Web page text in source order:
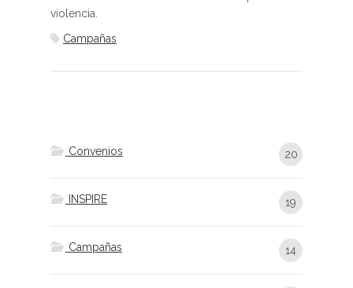
violencia.
Campañas
Convenios 20
INSPIRE 19
Campañas 14